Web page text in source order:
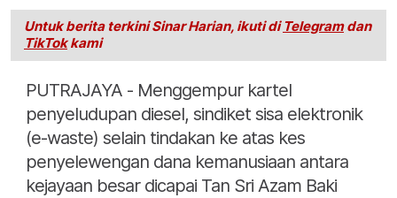
Untuk berita terkini Sinar Harian, ikuti di Telegramdan
TikTokkami
PUTRAJAYA - Menggempur kartel
penyeludupan diesel, sindiket sisa elektronik
(e-waste) selain tindakan ke atas kes
penyelewengan dana kemanusiaan antara
kejayaan besar dicapai Tan Sri Azam Baki